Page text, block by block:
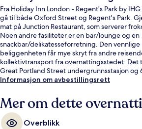
Fra Holiday Inn London - Regent's Park by
gå til både Oxford Street og Regent's Park.
mat på Junction Restaurant, som serverer
Noen andre fasiliteter er en bar/lounge og en
snackbar/delikatesseforretning. Den
beliggenheten får mye skryt fra andre
kollektivtransport fra overnattingsstedet: Det
Great Portland Street undergrunnsstasjon og
Regent's Park undergrunnsstasjon.
Informasjon om avbestillingsrett
Mer om dette
Overblikk